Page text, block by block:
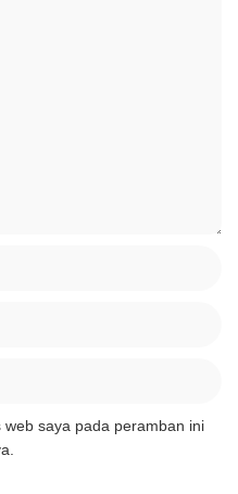
saya pada peramban ini